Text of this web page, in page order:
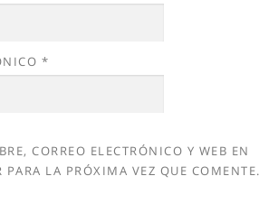
*
CORREO ELECTRÓNICO Y WEB EN
PARA LA PRÓXIMA VEZ QUE COMENTE.